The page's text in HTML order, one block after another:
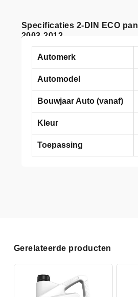
Specificaties 2-DIN ECO
2003-2012
Automerk
Automodel
Bouwjaar Auto (vanaf)
Kleur
Toepassing
Gerelateerde producten